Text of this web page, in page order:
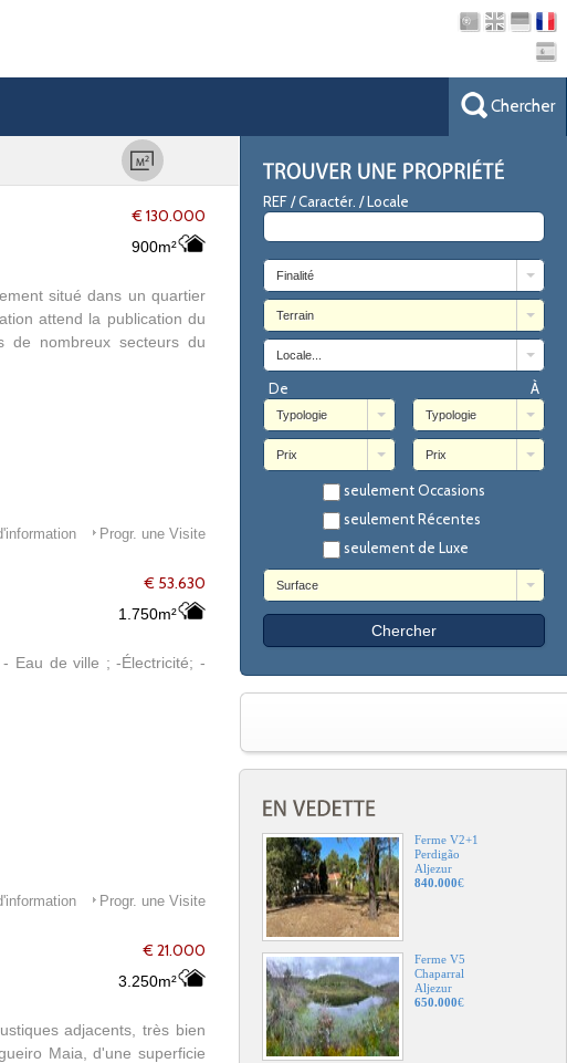
Chercher
REF / Caractér. / Locale
Finalité
Terrain
Locale...
De À
Typologie Typologie
Prix Prix
seulement Occasions
seulement Récentes
seulement de Luxe
Surface
Ferme V2+1
Perdigão
Aljezur
840.000€
Ferme V5
Chaparral
Aljezur
650.000€
€ 130.000
900m²
situé dans un quartier
attend la publication du
de nombreux secteurs du
Progr. une Visite
€ 53.630
1.750m²
Eau de ville ; -Électricité; -
Progr. une Visite
€ 21.000
3.250m²
adjacents, très bien
Maia, d'une superficie